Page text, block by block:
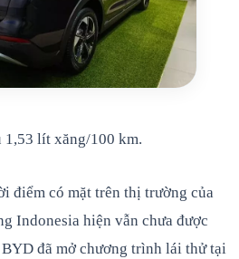
lít xăng/100 km.
điểm có mặt trên thị trường của
Indonesia hiện vẫn chưa được
đã mở chương trình lái thử tại